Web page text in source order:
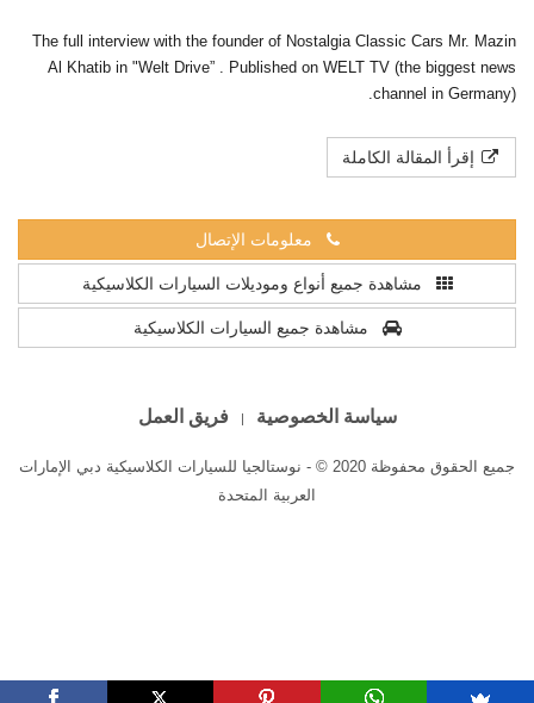
The full interview with the founder of Nostalgia Classic Cars Mr. Mazin
Al Khatib in "Welt Drive” . Published on WELT TV (the biggest news
channel in Germany).
إقرأ المقالة الكاملة
معلومات الإتصال
مشاهدة جميع أنواع وموديلات السيارات الكلاسيكية
مشاهدة جميع السيارات الكلاسيكية
سياسة الخصوصية فريق العمل
جميع الحقوق محفوظة 2020 © - نوستالجيا للسيارات الكلاسيكية دبي الإمارات
العربية المتحدة